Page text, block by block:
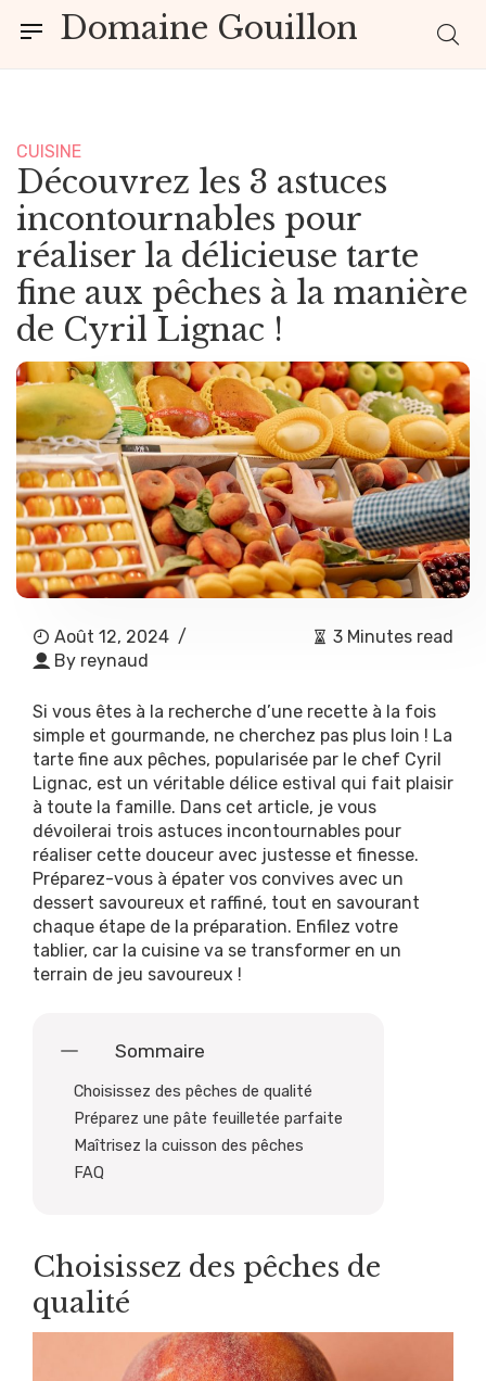
Domaine Gouillon
CUISINE
Découvrez les 3 astuces
incontournables pour
réaliser la délicieuse tarte
fine aux pêches à la manière
de Cyril Lignac !
Août 12, 2024 /
By reynaud
3 Minutes read
Si vous êtes à la recherche d’une recette à la fois
simple et gourmande, ne cherchez pas plus loin ! La
tarte fine aux pêches, popularisée par le chef Cyril
Lignac, est un véritable délice estival qui fait plaisir
à toute la famille. Dans cet article, je vous
dévoilerai trois astuces incontournables pour
réaliser cette douceur avec justesse et finesse.
Préparez-vous à épater vos convives avec un
dessert savoureux et raffiné, tout en savourant
chaque étape de la préparation. Enfilez votre
tablier, car la cuisine va se transformer en un
terrain de jeu savoureux !
Sommaire
Choisissez des pêches de qualité
Préparez une pâte feuilletée parfaite
Maîtrisez la cuisson des pêches
FAQ
Choisissez des pêches de
qualité